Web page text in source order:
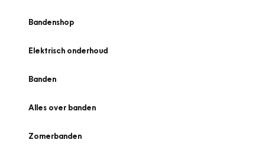
Bandenshop
Elektrisch onderhoud
Banden
Alles over banden
Zomerbanden